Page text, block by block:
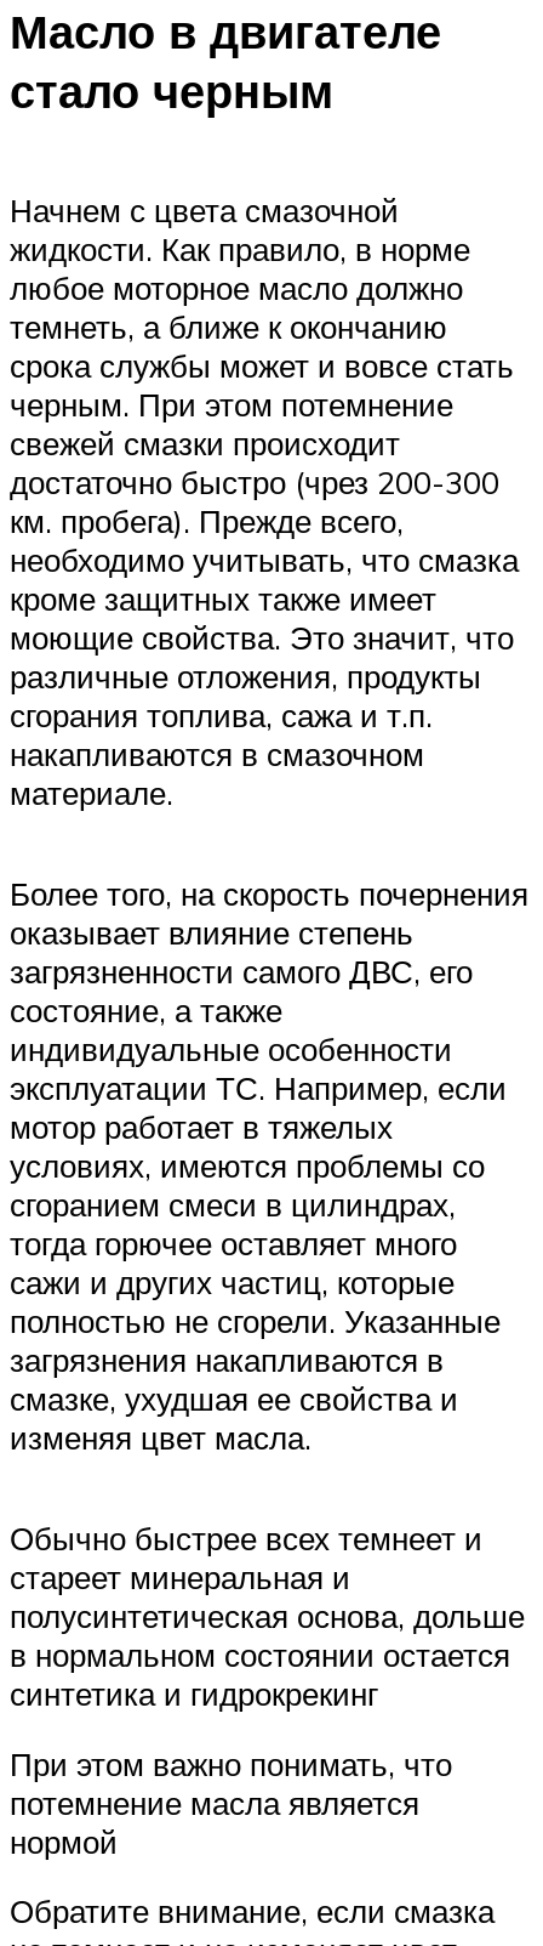
Масло в двигателе
стало черным
Начнем с цвета смазочной
жидкости. Как правило, в норме
любое моторное масло должно
темнеть, а ближе к окончанию
срока службы может и вовсе стать
черным. При этом потемнение
свежей смазки происходит
достаточно быстро (чрез 200-300
км. пробега). Прежде всего,
необходимо учитывать, что смазка
кроме защитных также имеет
моющие свойства. Это значит, что
различные отложения, продукты
сгорания топлива, сажа и т.п.
накапливаются в смазочном
материале.
Более того, на скорость почернения
оказывает влияние степень
загрязненности самого ДВС, его
состояние, а также
индивидуальные особенности
эксплуатации ТС. Например, если
мотор работает в тяжелых
условиях, имеются проблемы со
сгоранием смеси в цилиндрах,
тогда горючее оставляет много
сажи и других частиц, которые
полностью не сгорели. Указанные
загрязнения накапливаются в
смазке, ухудшая ее свойства и
изменяя цвет масла.
Обычно быстрее всех темнеет и
стареет минеральная и
полусинтетическая основа, дольше
в нормальном состоянии остается
синтетика и гидрокрекинг
При этом важно понимать, что
потемнение масла является
нормой
Обратите внимание, если смазка